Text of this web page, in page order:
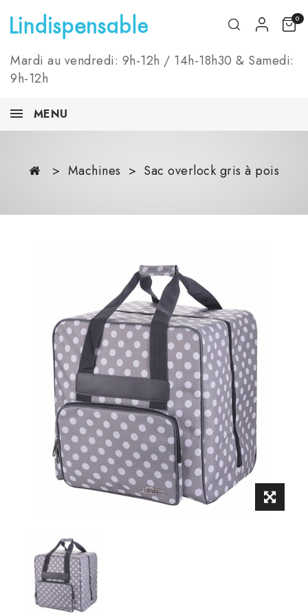
Mardi au vendredi: 9h-12h / 14h-18h30 & Samedi:
9h-12h
0
MENU
Machines Sac overlock gris à pois